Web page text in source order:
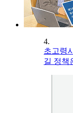
4.
초고령
길 정책